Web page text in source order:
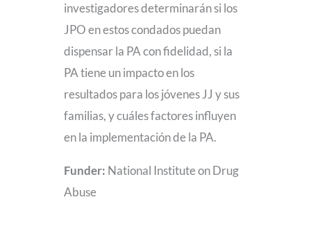
investigadores determinarán si los
JPO en estos condados puedan
dispensar la PA con fidelidad, si la
PA tiene un impacto en los
resultados para los jóvenes JJ y sus
familias, y cuáles factores influyen
en la implementación de la PA.
Funder: National Institute on Drug
Abuse